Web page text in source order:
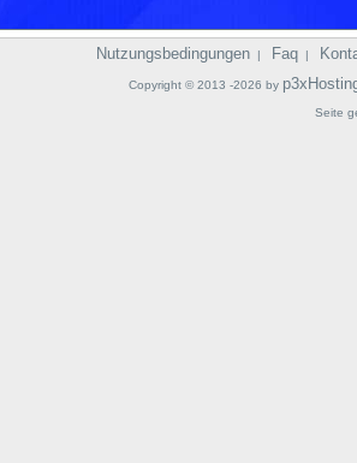
Nutzungsbedingungen | Faq |
Copyright © 2013 -2026 by
Seite